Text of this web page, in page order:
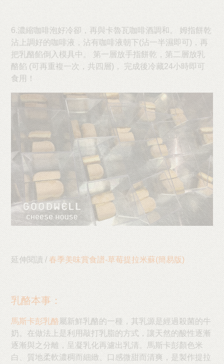
6.濃縮咖啡泡好冷卻，再與卡魯瓦咖啡酒調和。 姆指餅乾
沾上調好的咖啡液，沾有咖啡液朝下(沾一半濕即可)，再
把乳酪餡倒入模具中。 第一層放手指餅乾，第二層放乳
酪餡 (可再重複一次，共四層)， 完成後冷藏24小時即可
食用！
延伸閱讀 /春季美味賞食譜-草莓提拉米蘇(簡易版)
乳酪本事：
馬斯卡彭乳酪 屬新鮮乳酪的一種，其乳源是經過殺菌的牛
奶。在做法上是利用敲打乳脂的方式，讓天然的酸性逐漸
逐漸與之分離，呈凝乳化再濾出乳清。馬斯卡彭顏色米
白、質地柔軟濃稠而細緻、口感微甜而清爽，是製作提拉